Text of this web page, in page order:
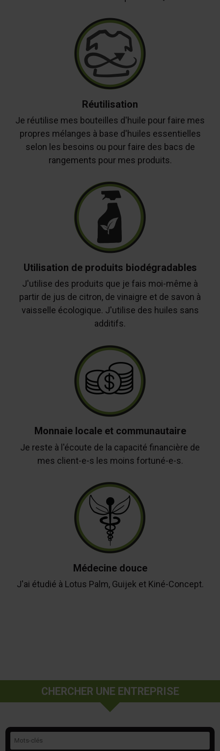
Réutilisation
Je réutilise mes bouteilles d'huile pour faire mes
propres mélanges à base d'huiles essentielles
selon les besoins ou pour faire des bacs de
rangements pour mes produits.
Utilisation de produits biodégradables
J'utilise des produits que je fais moi-même à
partir de jus de citron, de vinaigre et de savon à
vaisselle écologique. J'utilise des huiles sans
additifs.
Monnaie locale et communautaire
Je reste à l'écoute de la capacité financière de
mes client-e-s les moins fortuné-e-s.
Médecine douce
J'ai étudié à Lotus Palm, Guijek et Kiné-Concept.
CHERCHER UNE ENTREPRISE